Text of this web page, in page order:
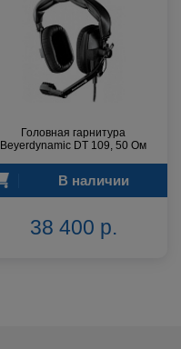
Головная гарнитура
Beyerdynamic DT 109, 50 Ом
В наличии
38 400 р.